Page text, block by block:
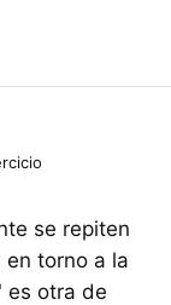
se repiten
torno a la
es otra de